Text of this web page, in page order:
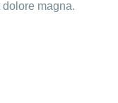
magna.